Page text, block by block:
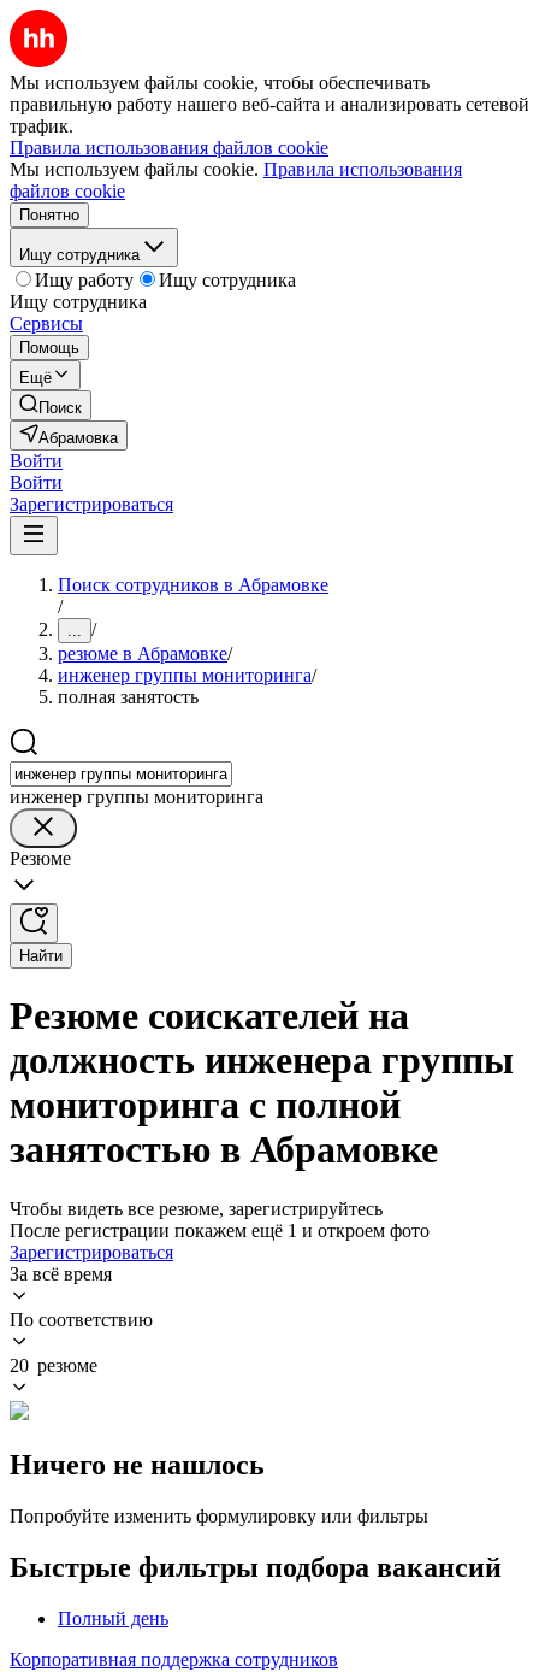
Мы используем файлы cookie, чтобы обеспечивать
правильную работу нашего веб-сайта и анализировать сетевой
трафик.
Правила использования файлов cookie
Мы используем файлы cookie. Правила использования
файлов cookie
Понятно
Ищу сотрудника
Ищу работу
Ищу сотрудника
Ищу сотрудника
Сервисы
Помощь
Ещё
Поиск
Абрамовка
Войти
Войти
Зарегистрироваться
Поиск сотрудников в Абрамовке
/
... /
резюме в Абрамовке/
инженер группы мониторинга/
полная занятость
инженер группы мониторинга
Резюме
Найти
Резюме соискателей на
должность инженера группы
мониторинга с полной
занятостью в Абрамовке
Чтобы видеть все резюме, зарегистрируйтесь
После регистрации покажем ещё 1 и откроем фото
Зарегистрироваться
За всё время
По соответствию
20 резюме
Ничего не нашлось
Попробуйте изменить формулировку или фильтры
Быстрые фильтры подбора вакансий
Полный день
Корпоративная поддержка сотрудников